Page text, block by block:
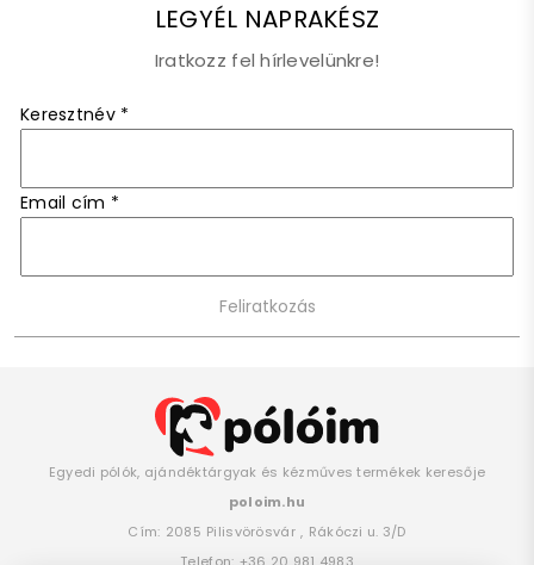
LEGYÉL NAPRAKÉSZ
Iratkozz fel hírlevelünkre!
Keresztnév *
Email cím *
Egyedi pólók, ajándéktárgyak és kézműves termékek keresője
poloim.hu
Cím: 2085 Pilisvörösvár , Rákóczi u. 3/D
Telefon: +36 20 981 4983